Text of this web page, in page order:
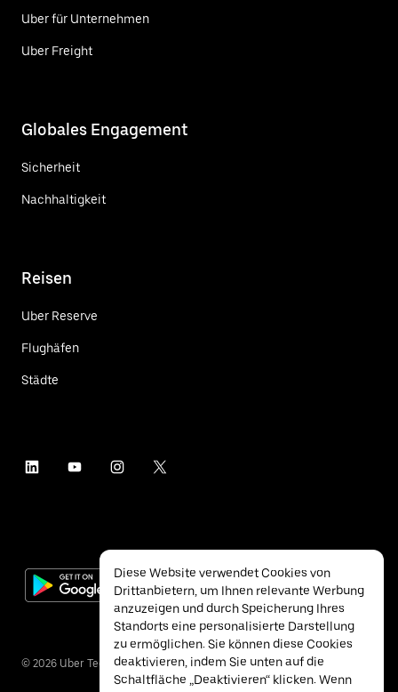
Uber für Unternehmen
Uber Freight
Globales Engagement
Sicherheit
Nachhaltigkeit
Reisen
Uber Reserve
Flughäfen
Städte
© 2026 Uber Technologies Inc.
Diese Website verwendet Cookies von
Drittanbietern, um Ihnen relevante Werbung
anzuzeigen und durch Speicherung Ihres
Standorts eine personalisierte Darstellung
zu ermöglichen. Sie können diese Cookies
deaktivieren, indem Sie unten auf die
Schaltfläche „Deaktivieren“ klicken. Wenn